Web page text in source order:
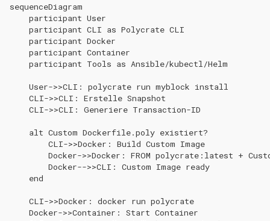
Mounts
Environment Variables
Host User Context (ab
0.29.16)
Working Directory
Dockerfile.poly
Beispiele
Backup-Übersicht
Wartungen
Wartungsfenster
Downtime & Timeline
Notes
Labels & Konventionen
0.34.2
0.34.0
0.33.0
0.32.0
0.31.1
0.31.0
0.14.14
0.14.12
0.14.11
0.14.10
0.14.9
0.14.8
FAQ
sequenceDiagram
    participant User
    participant CLI as Polycrate CLI
    participant Docker
    participant Container
    participant Tools as Ansible/kubectl/Helm
    User->>CLI: polycrate run myblock install
    CLI->>CLI: Erstelle Snapshot
    CLI->>CLI: Generiere Transaction-ID
    alt Custom Dockerfile.poly existiert?
        CLI->>Docker: Build Custom Image
Docker->>Docker: FROM polycrate:latest +
        Docker-->>CLI: Custom Image ready
    end
    CLI->>Docker: docker run polycrate
    Docker->>Container: Start Container